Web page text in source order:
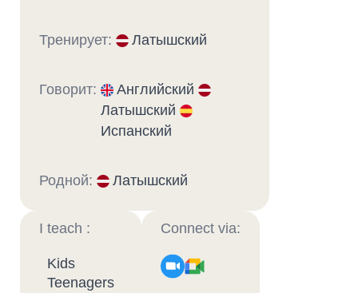
Тренирует: Латышский
Говорит:
Английский
Латышский
Испанский
Родной: Латышский
I teach :
Kids
Teenagers
Connect via: